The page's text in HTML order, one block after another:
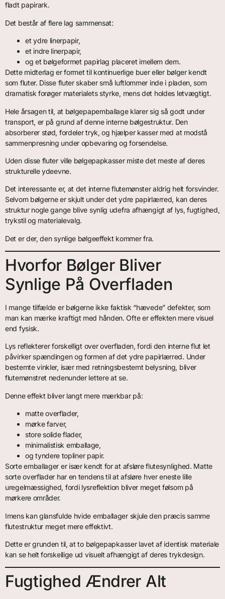
fladt papirark.
Det består af flere lag sammensat:
et ydre linerpapir,
et indre linerpapir,
og et bølgeformet papirlag placeret imellem dem.
Dette midterlag er formet til kontinuerlige buer eller bølger kendt
som fluter. Disse fluter skaber små luftlommer inde i pladen, som
dramatisk forøger materialets styrke, mens det holdes letvægtigt.
Hele årsagen til, at bølgepapemballage klarer sig så godt under
transport, er på grund af denne interne bølgestruktur. Den
absorberer stød, fordeler tryk, og hjælper kasser med at modstå
sammenpresning under opbevaring og forsendelse.
Uden disse fluter ville bølgepapkasser miste det meste af deres
strukturelle ydeevne.
Det interessante er, at det interne flutemønster aldrig helt forsvinder.
Selvom bølgerne er skjult under det ydre papirlærred, kan deres
struktur nogle gange blive synlig udefra afhængigt af lys, fugtighed,
trykstil og materialevalg.
Det er der, den synlige bølgeeffekt kommer fra.
Hvorfor Bølger Bliver
Synlige På Overfladen
I mange tilfælde er bølgerne ikke faktisk “hævede” defekter, som
man kan mærke kraftigt med hånden. Ofte er effekten mere visuel
end fysisk.
Lys reflekterer forskelligt over overfladen, fordi den interne flut let
påvirker spændingen og formen af det ydre papirlærred. Under
bestemte vinkler, især med retningsbestemt belysning, bliver
flutemønstret nedenunder lettere at se.
Denne effekt bliver langt mere mærkbar på:
matte overflader,
mørke farver,
store solide flader,
minimalistisk emballage,
og tyndere topliner papir.
Sorte emballager er især kendt for at afsløre flutesynlighed. Matte
sorte overflader har en tendens til at afsløre hver eneste lille
uregelmæssighed, fordi lysreflektion bliver meget følsom på
mørkere områder.
Imens kan glansfulde hvide emballager skjule den præcis samme
flutestruktur meget mere effektivt.
Dette er grunden til, at to bølgepapkasser lavet af identisk materiale
kan se helt forskellige ud visuelt afhængigt af deres trykdesign.
Fugtighed Ændrer Alt